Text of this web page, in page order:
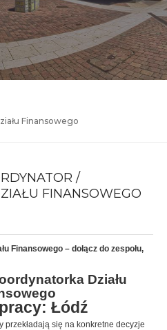
Finansowego
/
FINANSOWEGO
Finansowego – dołącz do zespołu,
Działu
Łódź
przekładają się na konkretne decyzje